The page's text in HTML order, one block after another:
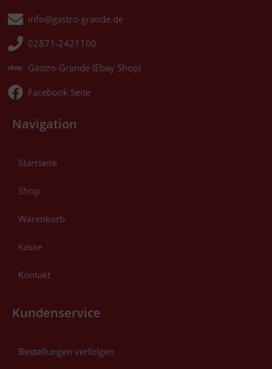
info@gastro-grande.de
02871-2421100
Gastro-Grande (Ebay Shop)
Facebook Seite
Navigation
Startseite
Shop
Warenkorb
Kasse
Kontakt
Kundenservice
Bestellungen verfolgen